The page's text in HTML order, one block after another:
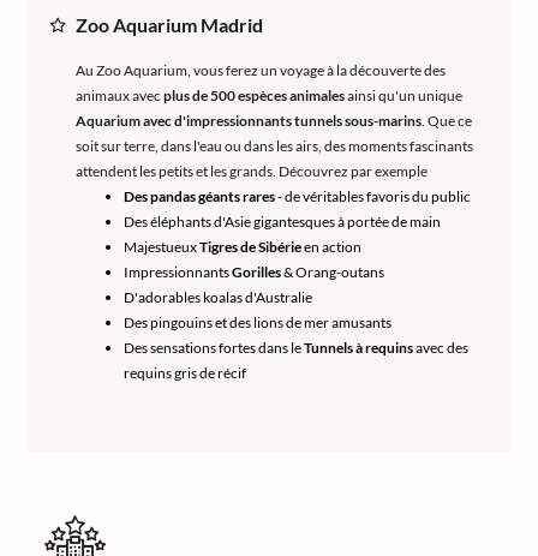
Zoo Aquarium Madrid
Au Zoo Aquarium, vous ferez un voyage à la découverte des
animaux avec plus de 500 espèces animalesainsi qu'un unique
Aquarium avec d'impressionnants tunnels sous-marins. Que ce
soit sur terre, dans l'eau ou dans les airs, des moments fascinants
attendent les petits et les grands. Découvrez par exemple
Des pandas géants rares- de véritables favoris du public
Des éléphants d'Asie gigantesques à portée de main
MajestueuxTigres de Sibérieen action
ImpressionnantsGorilles& Orang-outans
D'adorables koalas d'Australie
Des pingouins et des lions de mer amusants
Des sensations fortes dans leTunnels à requinsavec des
requins gris de récif